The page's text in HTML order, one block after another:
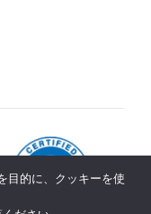
目的に、クッキーを使